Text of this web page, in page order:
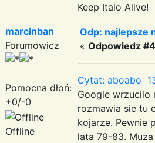
Keep Italo Alive!
marcinban
Forumowicz
Pomocna dłoń:
+0/-0
Offline
Odp: najlepsze
« Odpowiedz
Cytat: aboabo
Google wrzucilo
rozmawia sie tu
kojarze. Pewnie
lata 79-83.